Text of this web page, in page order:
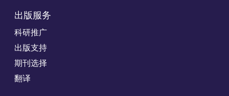
出版服务
科研推广
出版支持
期刊选择
翻译